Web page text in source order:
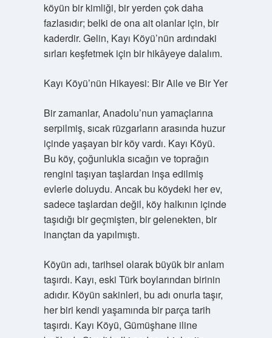
köyün bir kimliği, bir yerden çok daha
fazlasıdır; belki de ona ait olanlar için, bir
kaderdir. Gelin, Kayı Köyü’nün ardındaki
sırları keşfetmek için bir hikâyeye dalalım.
Kayı Köyü’nün Hikayesi: Bir Aile ve Bir Yer
Bir zamanlar, Anadolu’nun yamaçlarına
serpilmiş, sıcak rüzgarların arasında huzur
içinde yaşayan bir köy vardı. Kayı Köyü.
Bu köy, çoğunlukla sıcağın ve toprağın
rengini taşıyan taşlardan inşa edilmiş
evlerle doluydu. Ancak bu köydeki her ev,
sadece taşlardan değil, köy halkının içinde
taşıdığı bir geçmişten, bir gelenekten, bir
inançtan da yapılmıştı.
Köyün adı, tarihsel olarak büyük bir anlam
taşırdı. Kayı, eski Türk boylarından birinin
adıdır. Köyün sakinleri, bu adı onurla taşır,
her biri kendi yaşamında bir parça tarih
taşırdı. Kayı Köyü, Gümüşhane iline